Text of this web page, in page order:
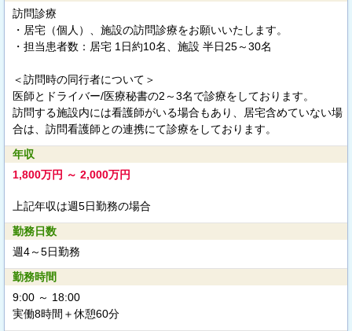
訪問診療
・居宅（個人）、施設の訪問診療をお願いいたします。
・担当患者数：居宅 1日約10名、施設 半日25～30名
＜訪問時の同行者について＞
医師とドライバー/医療秘書の2～3名で診療をしております。
訪問する施設内には看護師がいる場合もあり、居宅含めていない場
合は、訪問看護師との連携にて診療をしております。
年収
1,800万円 ～ 2,000万円
上記年収は週5日勤務の場合
勤務日数
週4～5日勤務
勤務時間
9:00 ～ 18:00
実働8時間＋休憩60分